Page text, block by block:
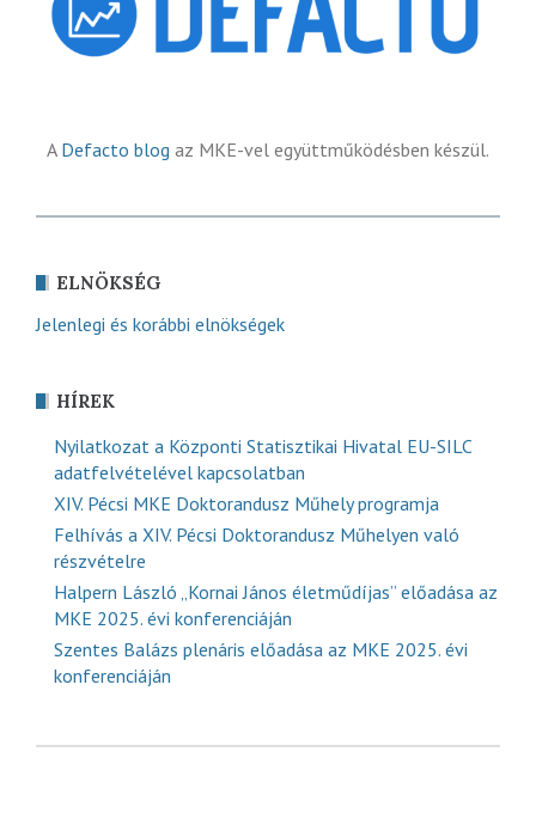
A Defacto blog az MKE-vel együttműködésben készül.
ELNÖKSÉG
Jelenlegi és korábbi elnökségek
HÍREK
Nyilatkozat a Központi Statisztikai Hivatal EU-SILC
adatfelvételével kapcsolatban
XIV. Pécsi MKE Doktorandusz Műhely programja
Felhívás a XIV. Pécsi Doktorandusz Műhelyen való
részvételre
Halpern László „Kornai János életműdíjas” előadása az
MKE 2025. évi konferenciáján
Szentes Balázs plenáris előadása az MKE 2025. évi
konferenciáján